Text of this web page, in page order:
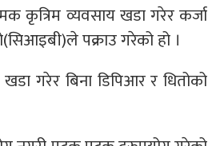
कृत्रिम व्यवसाय खडा गरेर कर्जा
पक्राउ गरेको हो ।
गरेर बिना डिपिआर र धितोको